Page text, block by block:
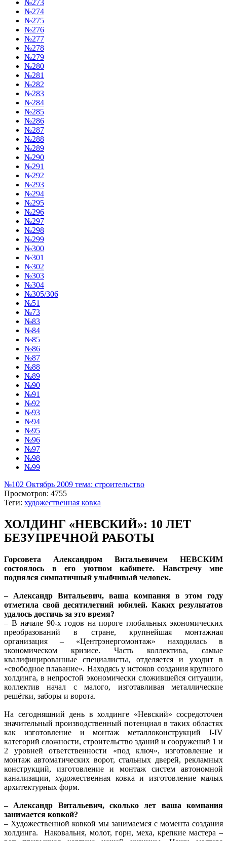
№273
№274
№275
№276
№277
№278
№279
№280
№281
№282
№283
№284
№285
№286
№287
№288
№289
№290
№291
№292
№293
№294
№295
№296
№297
№298
№299
№300
№301
№302
№303
№304
№305/306
№51
№73
№83
№84
№85
№86
№87
№88
№89
№90
№91
№92
№93
№94
№95
№96
№97
№98
№99
№102 Октябрь 2009 тема: строительство
Просмотров: 4755
Теги: художественная ковка
ХОЛДИНГ «НЕВСКИЙ»: 10 ЛЕТ
БЕЗУПРЕЧНОЙ РАБОТЫ
Горсовета Александром Витальевичем НЕВСКИМ
состоялось в его уютном кабинете. Навстречу мне
поднялся симпатичный улыбчивый человек.
– Александр Витальевич, ваша компания в этом году
отметила свой десятилетний юбилей. Каких результатов
удалось достичь за это время?
– В начале 90-х годов на пороге глобальных экономических
преобразований в стране, крупнейшая монтажная
организация – «Центрэнергомонтаж» находилась в
экономическом кризисе. Часть коллектива, самые
квалифицированные специалисты, отделяется и уходит в
«свободное плавание». Находясь у истоков создания крупного
холдинга, в непростой экономически сложившейся ситуации,
коллектив начал с малого, изготавливая металлические
решётки, заборы и ворота.
На сегодняшний день в холдинге «Невский» сосредоточен
значительный производственный потенциал в таких областях
как изготовление и монтаж металлоконструкций I-IV
категорий сложности, строительство зданий и сооружений 1 и
2 уровней ответственности «под ключ», изготовление и
монтаж автоматических ворот, стальных дверей, рекламных
конструкций, изготовление и монтаж систем автономной
канализации, художественная ковка и изготовление малых
архитектурных форм.
– Александр Витальевич, сколько лет ваша компания
занимается ковкой?
– Художественной ковкой мы занимаемся с момента создания
холдинга. Наковальня, молот, горн, меха, крепкие мастера –